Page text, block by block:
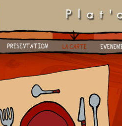
Photos Location